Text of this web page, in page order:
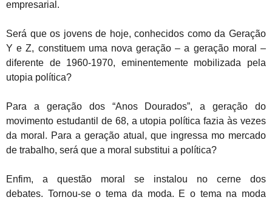
empresarial.
Será que os jovens de hoje, conhecidos como da Geração
Y e Z, constituem uma nova geração – a geração moral –
diferente de 1960-1970, eminentemente mobilizada pela
utopia política?
Para a geração dos “Anos Dourados”, a geração do
movimento estudantil de 68, a utopia política fazia às vezes
da moral. Para a geração atual, que ingressa mo mercado
de trabalho, será que a moral substitui a política?
Enfim, a questão moral se instalou no cerne dos
debates. Tornou-se o tema da moda. E o tema na moda